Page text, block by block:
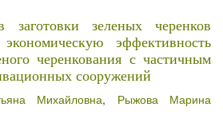
заготовки зеленых черенков
эффективность
черенкования с частичным
сооружений
Михайловна, Рыжова Марина